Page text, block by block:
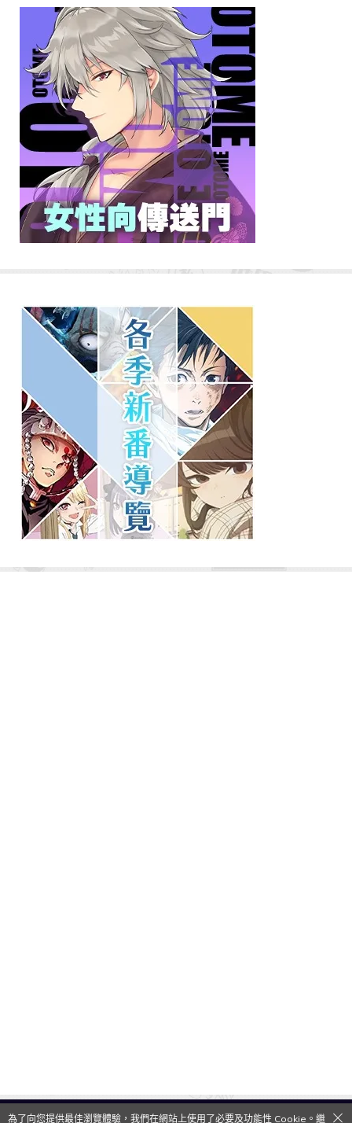
為了向您提供最佳瀏覽體驗，我們在網站上使用了必要及功能性 Cookie。繼